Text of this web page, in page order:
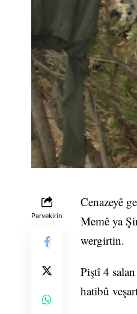
Parvekirin
Cenazeyê
Memê ya
wergirtin.
Piştî 4
hatibû